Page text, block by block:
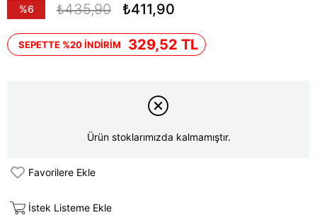
%6
₺435,90 ₺411,90
SEPETTE %20 İNDİRİM 329,52 TL
Ürün stoklarımızda kalmamıştır.
Favorilere Ekle
İstek Listeme Ekle